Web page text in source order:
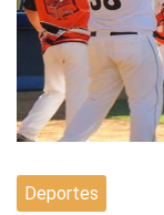
Deportes